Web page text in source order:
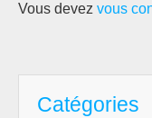
Vous devez vous
Catégories